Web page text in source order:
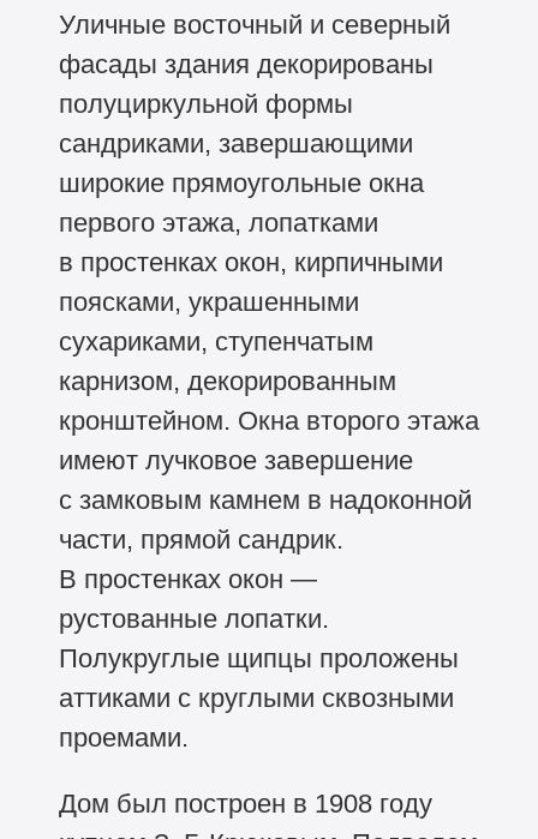
Уличные восточный и северный
фасады здания декорированы
полуциркульной формы
сандриками, завершающими
широкие прямоугольные окна
первого этажа, лопатками
в простенках окон, кирпичными
поясками, украшенными
сухариками, ступенчатым
карнизом, декорированным
кронштейном. Окна второго этажа
имеют лучковое завершение
с замковым камнем в надоконной
части, прямой сандрик.
В простенках окон —
рустованные лопатки.
Полукруглые щипцы проложены
аттиками с круглыми сквозными
проемами.
Дом был построен в 1908 году